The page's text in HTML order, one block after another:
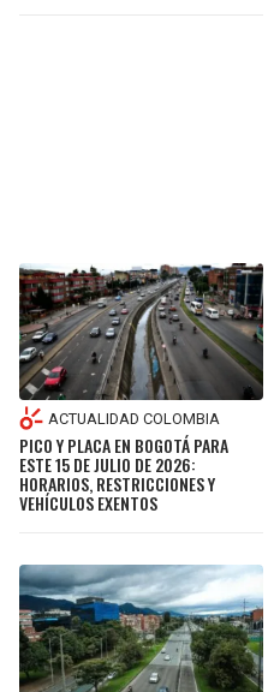
ACTUALIDAD COLOMBIA
PICO Y PLACA EN BOGOTÁ PARA
ESTE 15 DE JULIO DE 2026:
HORARIOS, RESTRICCIONES Y
VEHÍCULOS EXENTOS